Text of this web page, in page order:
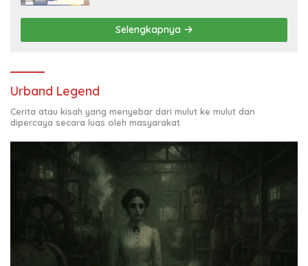
Selengkapnya
Urband Legend
Cerita atau kisah yang menyebar dari mulut ke mulut dan
dipercaya secara luas oleh masyarakat